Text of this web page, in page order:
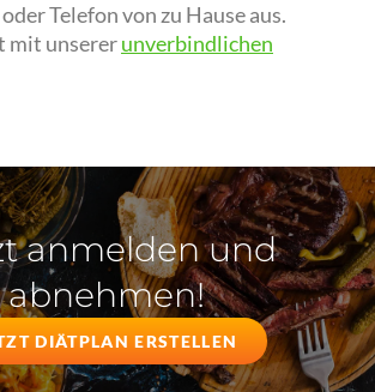
Telefon von zu Hause aus.
mit unsererunverbindlichen
anmelden und
abnehmen!
DIÄTPLAN ERSTELLEN